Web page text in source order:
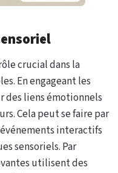
crucial dans la
En engageant les
des liens émotionnels
Cela peut se faire par
interactifs
sensoriels. Par
utilisent des